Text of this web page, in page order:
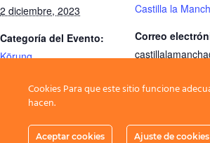
2 diciembre, 2023
Categoría del Evento:
Körung
Castilla la
Correo
G.T. Cuatro Caminos
Cookies Para que este sitio funcione
hacen.
Aceptar cookies Ajuste de cookies